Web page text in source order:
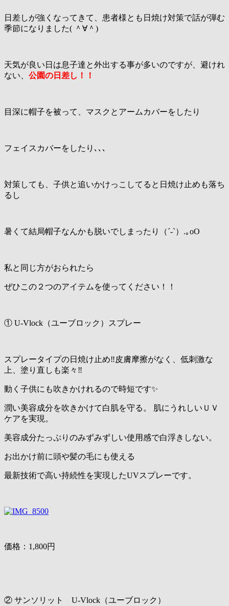
日差しが強くなってきて、患者様とも日焼け対策で話が弾む
季節になりました( ＾∀＾)
天気が良い日は息子達と外出する事が多いのですが、避けれ
ない、 公園の日差し！！
目深に帽子を被って、マスクとアームカバーをしたり
フェイスカバーをしたり､､､
対策しても、子供と追いかけっこしてると日焼け止めも落ち
るし
暑くて結局帽子なんかも脱いでしまったり（´-`）.｡oO
私と同じ方がおられたら
ぜひこの２つのアイテムを使ってください！！
① U-Vlock（ユーブロック）スプレー
スプレータイプの日焼け止め‼️皮膚摩擦がなく、低刺激な
上、塗り直しも楽々‼️
動く子供にも吹きかけれるので時短です✨
潤い美容成分を吹きかけて白肌を守る。 肌にうれしいＵＶ
ケアを実現。
美容成分たっぷりのみずみずしい使用感で白浮きしない。
お出かけ前に頭や髪の毛にも使える
最新技術で高い持続性を実現したUVスプレーです。
価格：1,800円
② サンソリット U-Vlock（ユーブロック）